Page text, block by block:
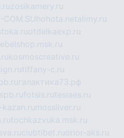
zosikamery.ru
COM.SU hohota.net alimy.ru
otdelkaexp.ru
kosmoscreative.ru
tiffany-c.ru
галактика73.рф
fotsis.rutesiaes.ru
kazan.ru mossilver.ru
tochkazvuka.msk.ru
clubtibet.ruorior-aks.ru